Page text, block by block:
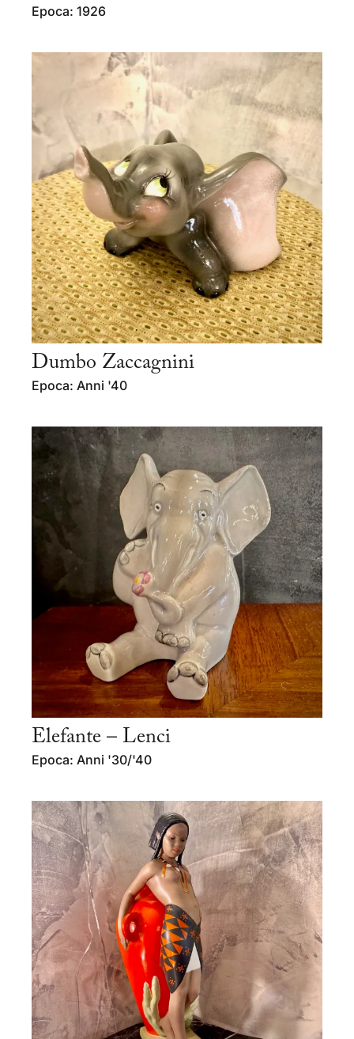
Epoca: 1926
Dumbo Zaccagnini
Epoca: Anni '40
Elefante – Lenci
Epoca: Anni '30/'40